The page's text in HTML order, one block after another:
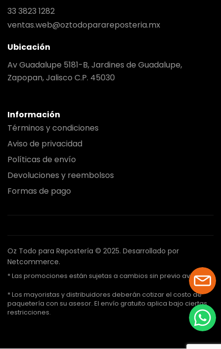
33 3823 1282
ventas.web@oztodoparareposteria.mx
Ubicación
Av Guadalupe 5181-B, Jardines de Guadalupe,
Zapopan, Jalisco C.P. 45030
Información
Términos y condiciones
Aviso de privacidad
Políticas de envío
Devoluciones y reembolsos
Formas de pago
Oz Todo para Repostería © 2025. Desarrollado por
Netcommerce.
* Las promociones están sujetas a cambios sin previo aviso.
* Los mayoristas y distribuidores deberán cotizar el costo de
paquetería con su asesor. El envío gratuito aplica bajo ciertas
restricciones.